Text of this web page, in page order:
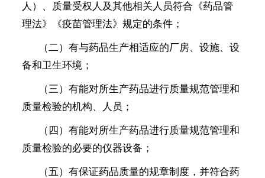
人）、质量受权人及其他相关人员符合《药品管
理法》《疫苗管理法》规定的条件；
（二）有与药品生产相适应的厂房、设施、设
备和卫生环境；
（三）有能对所生产药品进行质量规范管理和
质量检验的机构、人员；
（四）有能对所生产药品进行质量规范管理和
质量检验的必要的仪器设备；
（五）有保证药品质量的规章制度，并符合药